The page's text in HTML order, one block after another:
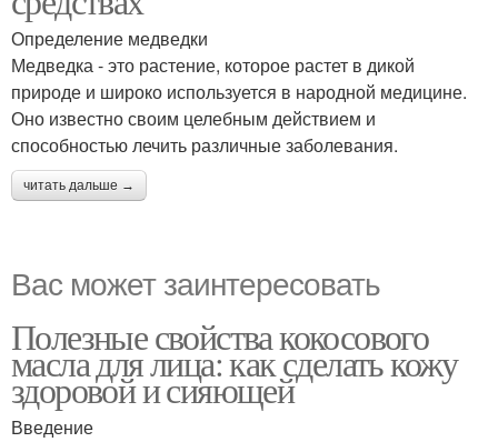
Определение медведки
Медведка - это растение, которое растет в дикой
природе и широко используется в народной медицине.
Оно известно своим целебным действием и
способностью лечить различные заболевания.
читать дальше →
Вас может заинтересовать
Полезные свойства кокосового
масла для лица: как сделать кожу
здоровой и сияющей
Введение